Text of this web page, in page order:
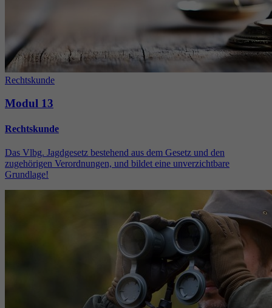
Rechtskunde
Modul 13
Rechtskunde
Das Vlbg. Jagdgesetz bestehend aus dem Gesetz und den
zugehörigen Verordnungen, und bildet eine unverzichtbare
Grundlage!